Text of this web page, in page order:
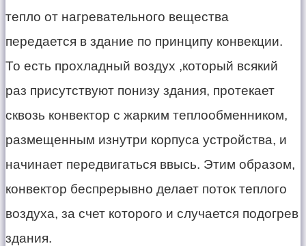
тепло от нагревательного вещества
передается в здание по принципу конвекции.
То есть прохладный воздух ,который всякий
раз присутствуют понизу здания, протекает
сквозь конвектор с жарким теплообменником,
размещенным изнутри корпуса устройства, и
начинает передвигаться ввысь. Этим образом,
конвектор беспрерывно делает поток теплого
воздуха, за счет которого и случается подогрев
здания.